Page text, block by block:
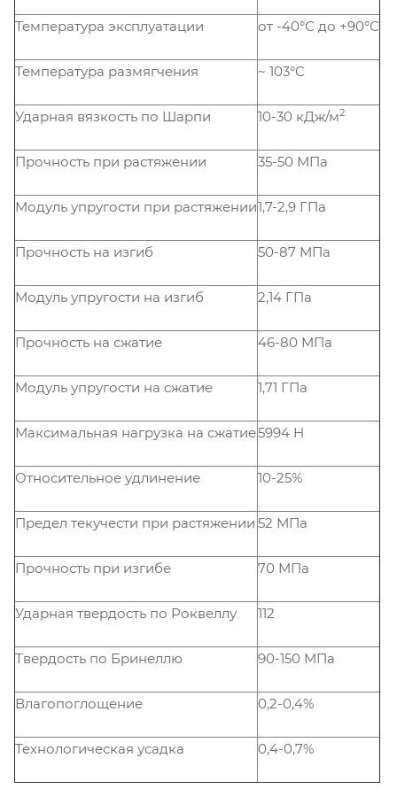
Температура эксплуатации от -40°С до +90°С
Температура размягчения ~ 103°С
Ударная вязкость по Шарпи 10-30 кДж/м2
Прочность при растяжении 35-50 МПа
Модуль упругости при растяжении1,7-2,9 ГПа
Прочность на изгиб 50-87 МПа
Модуль упругости на изгиб 2,14 ГПа
Прочность на сжатие 46-80 МПа
Модуль упругости на сжатие 1,71 ГПа
Максимальная нагрузка на сжатие5994 Н
Относительное удлинение 10-25%
Предел текучести при растяжении 52 МПа
Прочность при изгибе 70 МПа
Ударная твердость по Роквеллу 112
Твердость по Бринеллю 90-150 МПа
Влагопоглощение 0,2-0,4%
Технологическая усадка 0,4-0,7%